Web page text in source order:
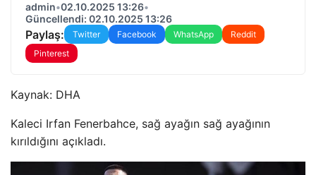
admin•02.10.2025 13:26•
Güncellendi: 02.10.2025 13:26
Paylaş: Twitter Facebook WhatsApp
Reddit
Pinterest
Kaynak: DHA
Kaleci Irfan Fenerbahce, sağ ayağın sağ ayağının
kırıldığını açıkladı.